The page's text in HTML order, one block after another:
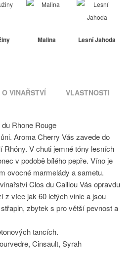
Malina Lesní Jahoda
O VINAŘSTVÍ VLASTNOSTI
Rhone Rouge
Aroma Cherry Vás zavede do
V chuti jemné tóny lesních
v podobě bílého pepře. Víno je
ovocné marmelády a sametu.
Clos du Caillou Vás opravdu
z více jak 60 letých vinic a jsou
zbytek s pro větší pevnost a
tancích.
Cinsault, Syrah